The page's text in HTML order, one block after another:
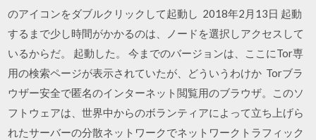
のアイコンをダブルクリックして起動し 2018年2月13日 起動
するまで少し時間がかかるのは、ノードを選択しアクセスして
いるからだ。 起動した。 今までのバージョンは、ここにTor専
用の検索ページが表示されていたが、どういうわけか Torブラ
ウザー安全で匿名のインターネット閲覧用のブラウザ。このソ
フトウェアは、世界中からのボランティアによって立ち上げら
れたサーバーの分散ネットワークでネットワークトラフィック